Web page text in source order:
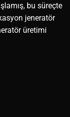
bu süreçte
jeneratör
üretimi